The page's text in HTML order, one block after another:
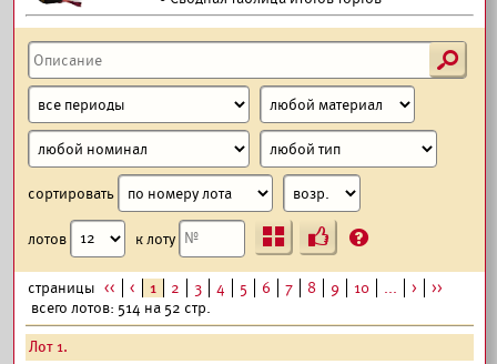
s
сортировать
лотов к лоту Ъ ?
страницы << < 1 2 3 4 5 6 7 8 9 10 ... >
>>
всего лотов: 514 на 52 стр.
Лот 1.